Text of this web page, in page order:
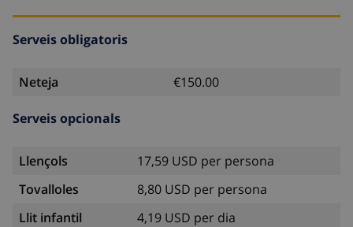
Serveis obligatoris
Neteja €150.00
Serveis opcionals
Llençols
17,59 USD per persona
Tovalloles
8,80 USD per persona
Llit infantil
4,19 USD per dia